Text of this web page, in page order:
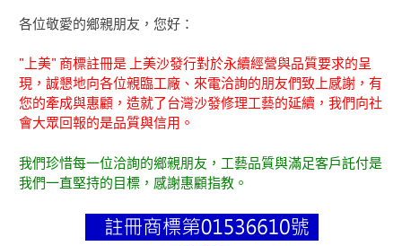
各位敬愛的鄉親朋友，您好：
"上美" 商標註冊是 上美沙發行對於永續經營與品質要求的呈
現，誠懇地向各位親臨工廠、來電洽詢的朋友們致上感謝，有
您的牽成與惠顧，造就了台灣沙發修理工藝的延續，我們向社
會大眾回報的是品質與信用。
我們珍惜每一位洽詢的鄉親朋友，工藝品質與滿足客戶託付是
我們一直堅持的目標，感謝惠顧指教。